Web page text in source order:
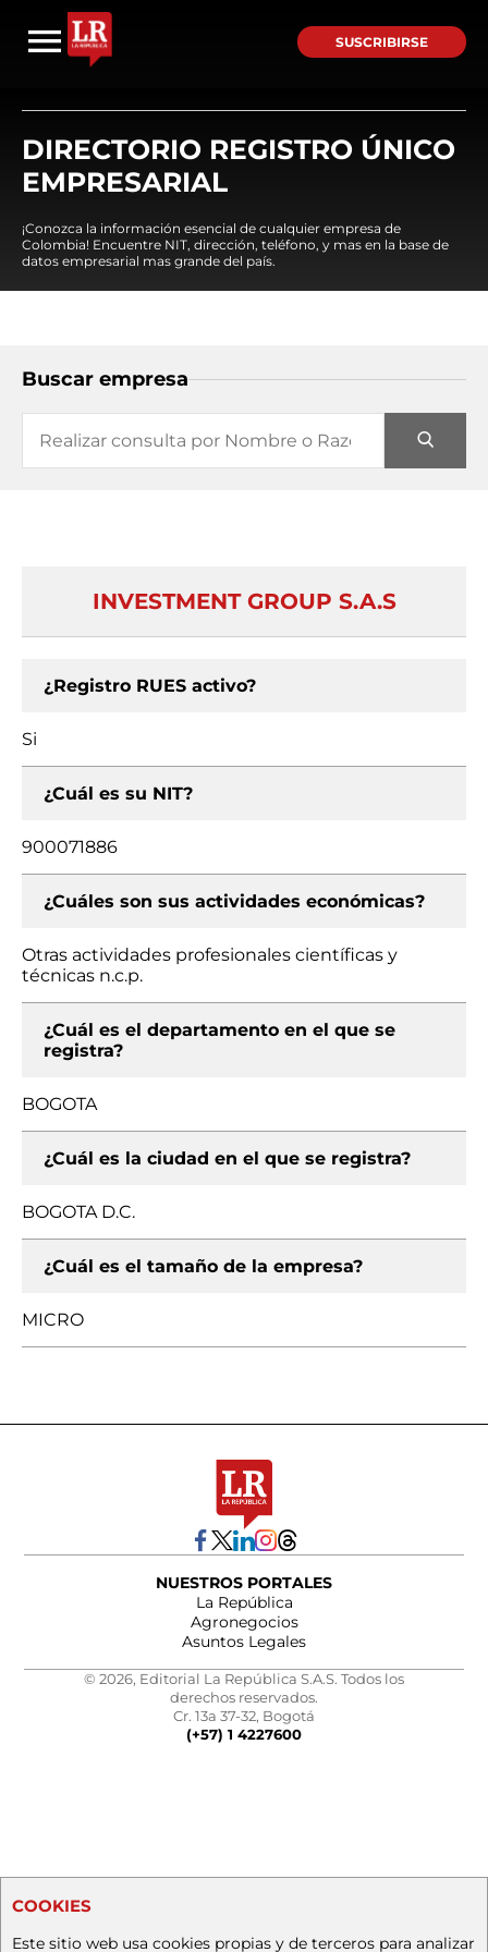
SUSCRIBIRSE
DIRECTORIO REGISTRO ÚNICO
EMPRESARIAL
¡Conozca la información esencial de cualquier empresa de
Colombia! Encuentre NIT, dirección, teléfono, y mas en la base de
datos empresarial mas grande del país.
Buscar empresa
INVESTMENT GROUP S.A.S
¿Registro RUES activo?
Si
¿Cuál es su NIT?
900071886
¿Cuáles son sus actividades económicas?
Otras actividades profesionales científicas y
técnicas n.c.p.
¿Cuál es el departamento en el que se
registra?
BOGOTA
¿Cuál es la ciudad en el que se registra?
BOGOTA D.C.
¿Cuál es el tamaño de la empresa?
MICRO
NUESTROS PORTALES
La República
Agronegocios
Asuntos Legales
© 2026, Editorial La República S.A.S. Todos los
derechos reservados.
Cr. 13a 37-32, Bogotá
(+57) 1 4227600
COOKIES
Este sitio web usa cookies propias y de terceros para analizar